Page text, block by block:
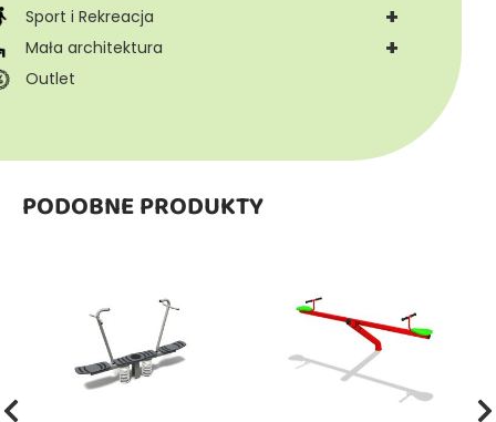
+
Sport i Rekreacja
+
Mała architektura
Outlet
PODOBNE PRODUKTY